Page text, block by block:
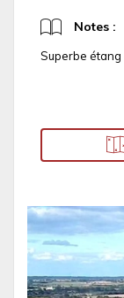
Notes :
Superbe étang